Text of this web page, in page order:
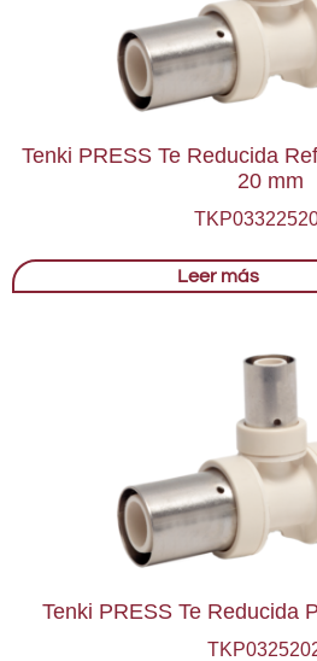
Tenki PRESS Te Reducida
20 mm
Leer más
Tenki PRESS Te Reducida